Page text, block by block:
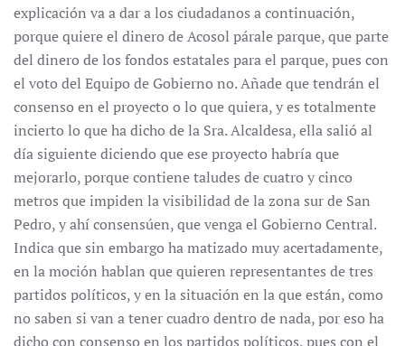
explicación va a dar a los ciudadanos a continuación,
porque quiere el dinero de Acosol párale parque, que parte
del dinero de los fondos estatales para el parque, pues con
el voto del Equipo de Gobierno no. Añade que tendrán el
consenso en el proyecto o lo que quiera, y es totalmente
incierto lo que ha dicho de la Sra. Alcaldesa, ella salió al
día siguiente diciendo que ese proyecto habría que
mejorarlo, porque contiene taludes de cuatro y cinco
metros que impiden la visibilidad de la zona sur de San
Pedro, y ahí consensúen, que venga el Gobierno Central.
Indica que sin embargo ha matizado muy acertadamente,
en la moción hablan que quieren representantes de tres
partidos políticos, y en la situación en la que están, como
no saben si van a tener cuadro dentro de nada, por eso ha
dicho con consenso en los partidos políticos, pues con el